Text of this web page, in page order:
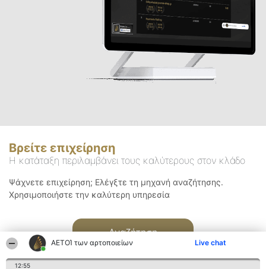
ΑΕΤΟΊ των αρτοποιείων Live chat
12:55
Βρείτε επιχείρηση
Η κατάταξη περιλαμβάνει τους καλύτερους στον κλάδο
Ψάχνετε επιχείρηση; Ελέγξτε τη μηχανή αναζήτησης.
Χρησιμοποιήστε την καλύτερη υπηρεσία
Αναζήτηση